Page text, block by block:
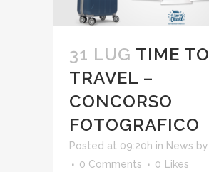
31 LUG TIME TO
TRAVEL –
CONCORSO
FOTOGRAFICO
Posted at 09:20h in News by
0 Comments
0 Likes